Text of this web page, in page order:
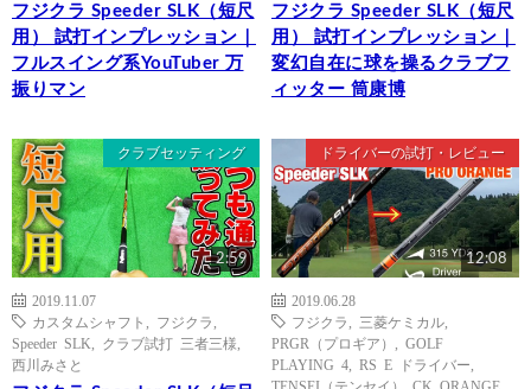
フジクラ Speeder SLK（短尺
用） 試打インプレッション｜
フルスイング系YouTuber 万
振りマン
フジクラ Speeder SLK（短尺
用） 試打インプレッション｜
変幻自在に球を操るクラブフ
ィッター 筒康博
クラブセッティング
2:59
2019.11.07
カスタムシャフト
フジクラ
Speeder SLK
クラブ試打 三者三様
西川みさと
ドライバーの試打・レビュー
12:08
2019.06.28
フジクラ
三菱ケミカル
PRGR（プロギア）
GOLF
PLAYING 4
RS E ドライバー
TENSEI（テンセイ） CK ORANGE